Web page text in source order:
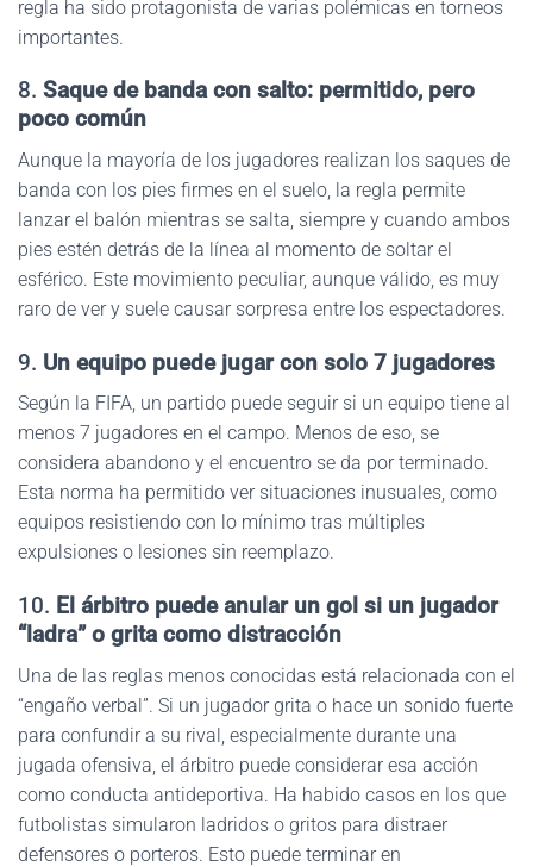
regla ha sido protagonista de varias polémicas en torneos
importantes.
8. Saque de banda con salto: permitido, pero
poco común
Aunque la mayoría de los jugadores realizan los saques de
banda con los pies firmes en el suelo, la regla permite
lanzar el balón mientras se salta, siempre y cuando ambos
pies estén detrás de la línea al momento de soltar el
esférico. Este movimiento peculiar, aunque válido, es muy
raro de ver y suele causar sorpresa entre los espectadores.
9. Un equipo puede jugar con solo 7 jugadores
Según la FIFA, un partido puede seguir si un equipo tiene al
menos 7 jugadores en el campo. Menos de eso, se
considera abandono y el encuentro se da por terminado.
Esta norma ha permitido ver situaciones inusuales, como
equipos resistiendo con lo mínimo tras múltiples
expulsiones o lesiones sin reemplazo.
10. El árbitro puede anular un gol si un jugador
“ladra” o grita como distracción
Una de las reglas menos conocidas está relacionada con el
“engaño verbal”. Si un jugador grita o hace un sonido fuerte
para confundir a su rival, especialmente durante una
jugada ofensiva, el árbitro puede considerar esa acción
como conducta antideportiva. Ha habido casos en los que
futbolistas simularon ladridos o gritos para distraer
defensores o porteros. Esto puede terminar en